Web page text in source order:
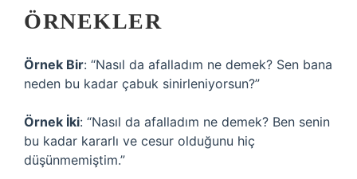
ÖRNEKLER
Örnek Bir: “Nasıl da afalladım ne demek? Sen bana
neden bu kadar çabuk sinirleniyorsun?”
Örnek İki: “Nasıl da afalladım ne demek? Ben senin
bu kadar kararlı ve cesur olduğunu hiç
düşünmemiştim.”